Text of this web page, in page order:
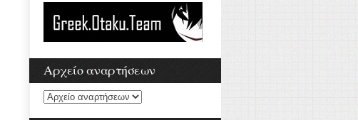
Αρχείο αναρτήσεων